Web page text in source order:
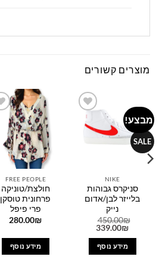
מוצרים קשורים
מבצע!
SALE
Add to
wishlist
NIKE
סניקרס גבוהות
בלייזר לבן/אדום
נייק
450.00₪
המחיר
היה:
450.00₪.
339.00₪
המחיר
מידע נוסף
FREE PEOPLE
חולצת/טוניקה
פרחונית טוסקן
פרי פיפל
280.00₪
מידע נוסף